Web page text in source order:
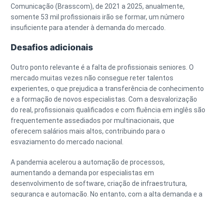
Comunicação (Brasscom), de 2021 a 2025, anualmente,
somente 53 mil profissionais irão se formar, um número
insuficiente para atender à demanda do mercado.
Desafios adicionais
Outro ponto relevante é a falta de profissionais seniores. O
mercado muitas vezes não consegue reter talentos
experientes, o que prejudica a transferência de conhecimento
e a formação de novos especialistas. Com a desvalorização
do real, profissionais qualificados e com fluência em inglês são
frequentemente assediados por multinacionais, que
oferecem salários mais altos, contribuindo para o
esvaziamento do mercado nacional.
A pandemia acelerou a automação de processos,
aumentando a demanda por especialistas em
desenvolvimento de software, criação de infraestrutura,
segurança e automação. No entanto, com a alta demanda e a